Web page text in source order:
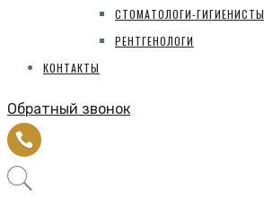
СТОМАТОЛОГИ-ГИГИЕНИСТЫ
РЕНТГЕНОЛОГИ
КОНТАКТЫ
Обратный звонок